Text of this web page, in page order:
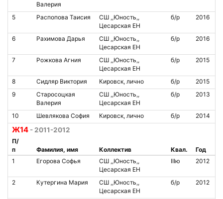
Валерия
5 Распопова Таисия
СШ ,,Юность,,
Цесарская ЕН
б/р 2016
6 Рахимова Дарья
СШ ,,Юность,,
Цесарская ЕН
б/р 2016
7 Рожкова Агния
СШ ,,Юность,,
Цесарская ЕН
б/р 2015
8 Сидляр Виктория Кировск, лично б/р
2015
9
Старосоцкая
Валерия
СШ ,,Юность,,
Цесарская ЕН
б/р 2013
10 Шевлякова София Кировск, лично б/р 2014
Ж14 - 2011-2012
П/
п
Фамилия, имя Коллектив Квал.
Год
1
Егорова Софья
СШ ,,Юность,,
Цесарская ЕН
IIIю 2012
2 Кутергина Мария
СШ ,,Юность,,
Цесарская ЕН
б/р 2012